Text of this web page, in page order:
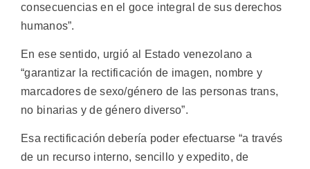
consecuencias en el goce integral de sus derechos
humanos”.
En ese sentido, urgió al Estado venezolano a
“garantizar la rectificación de imagen, nombre y
marcadores de sexo/género de las personas trans,
no binarias y de género diverso”.
Esa rectificación debería poder efectuarse “a través
de un recurso interno, sencillo y expedito, de